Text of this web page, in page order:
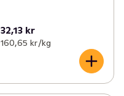
32,13 kr
160,65 kr /kg